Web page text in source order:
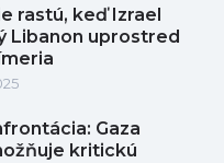
rastú, keď Izrael
Libanon uprostred
Gaza
kritickú